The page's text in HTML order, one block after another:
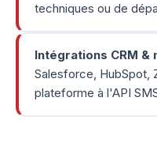
techniques ou de
Intégrations CRM &
Salesforce, HubSpot,
plateforme à l'API